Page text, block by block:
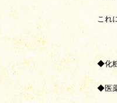
これ
◆化
◆医